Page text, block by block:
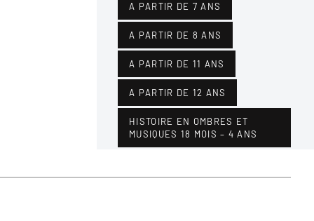
A PARTIR DE 7 ANS
A PARTIR DE 8 ANS
A PARTIR DE 11 ANS
A PARTIR DE 12 ANS
HISTOIRE EN OMBRES ET
MUSIQUES 18 MOIS – 4 ANS